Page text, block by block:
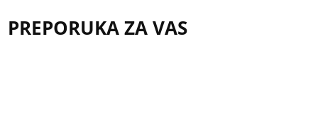
PREPORUKA ZA VAS